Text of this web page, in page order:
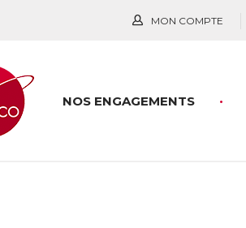
MON COMPTE
NOS ENGAGEMENTS